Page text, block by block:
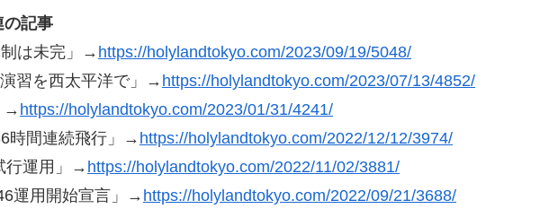
記事
制は未完」→ https://holylandtokyo.com/2023/09/19/5048/
演習を西太平洋で」→ https://holylandtokyo.com/2023/07/13/4852/
→ https://holylandtokyo.com/2023/01/31/4241/
時間連続飛行」→ https://holylandtokyo.com/2022/12/12/3974/
行運用」→https://holylandtokyo.com/2022/11/02/3881/
運用開始宣言」→ https://holylandtokyo.com/2022/09/21/3688/